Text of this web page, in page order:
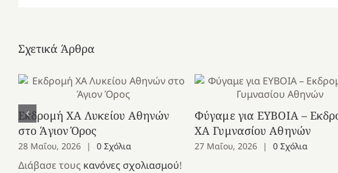
Σχετικά Άρθρα
Εκδρομή ΧΑ Λυκείου Αθηνών
στο Άγιον Όρος
28 Μαΐου, 2026 | 0 Σχόλια
Φύγαμε για ΕΥΒΟΙΑ –
ΧΑ Γυμνασίου Αθηνών
27 Μαΐου, 2026 | 0 Σχόλια
Διάβασε τους κανόνες σχολιασμού!